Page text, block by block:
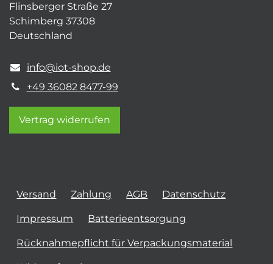
Flinsberger Straße 27
Schimberg 37308
Deutschland
info@iot-shop.de
+49 36082 8477-99
Vertrag widerrufen
Versand Zahlung AGB Datenschutz
Impressum Batterieentsorgung
Rücknahmepflicht für Verpackungsmaterial